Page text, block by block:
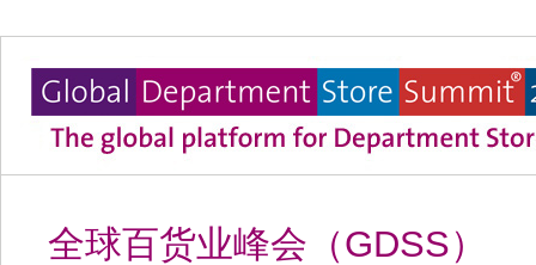
全球百货业峰会（GDSS）